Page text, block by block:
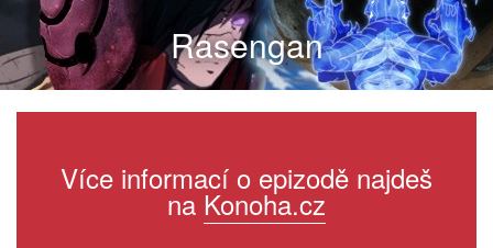
Rasengan
Více informací o epizodě najdeš
na Konoha.cz